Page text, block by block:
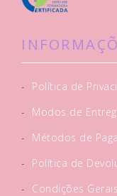
-
Política de
-
Modos de
-
Métodos de
-
Política de
-
Condições Gerais